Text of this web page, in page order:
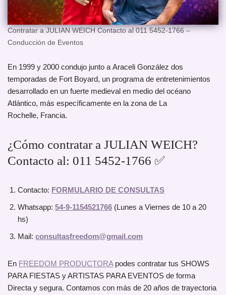
Contratar a JULIAN WEICH Contacto al 011 5452-1766 –
Conducción de Eventos
En 1999 y 2000 condujo junto a Araceli González dos
temporadas de Fort Boyard, un programa de entretenimientos
desarrollado en un fuerte medieval en medio del océano
Atlántico, más específicamente en la zona de La
Rochelle, Francia.
¿Cómo contratar a JULIAN WEICH?
Contacto al: 011 5452-1766 ✅
Contacto: FORMULARIO DE CONSULTAS
Whatsapp: 54-9-1154521766 (Lunes a Viernes de 10 a 20
hs)
Mail: consultasfreedom@gmail.com
En FREEDOM PRODUCTORApodes contratar tus SHOWS
PARA FIESTAS y ARTISTAS PARA EVENTOS de forma
Directa y segura. Contamos con más de 20 años de trayectoria